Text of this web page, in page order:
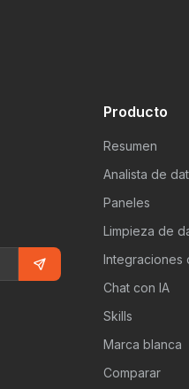
Producto
Resumen
Analista de
Paneles
Limpieza de
Integraciones
Chat con IA
Skills
Marca blanca
Comparar